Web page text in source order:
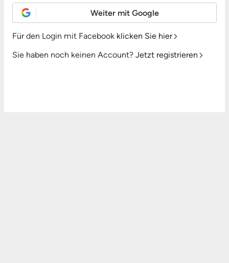
Weiter mit Google
Für den Login mit Facebook klicken Sie hier
Sie haben noch keinen Account? Jetzt registrieren